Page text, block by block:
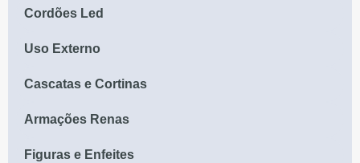
Cordões Led
Uso Externo
Cascatas e Cortinas
Armações Renas
Figuras e Enfeites